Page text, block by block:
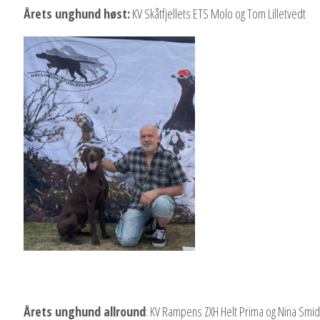
Årets unghund høst:KV Skåtfjellets ETS Molo og Tom Lilletvedt
Årets unghund allround: KV Rampens ZXH Helt Prima og Nina